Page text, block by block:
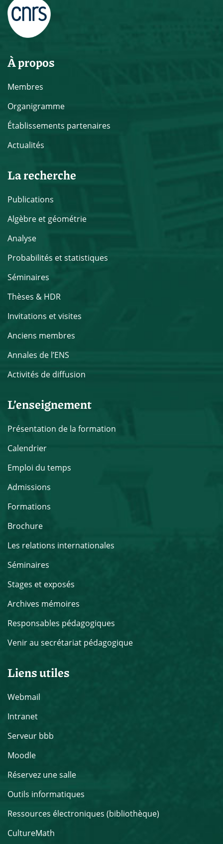
À propos
Membres
Organigramme
Établissements partenaires
Actualités
La recherche
Publications
Algèbre et géométrie
Analyse
Probabilités et statistiques
Séminaires
Thèses & HDR
Invitations et visites
Anciens membres
Annales de l’ENS
Activités de diffusion
L’enseignement
Présentation de la formation
Calendrier
Emploi du temps
Admissions
Formations
Brochure
Les relations internationales
Séminaires
Stages et exposés
Archives mémoires
Responsables pédagogiques
Venir au secrétariat pédagogique
Liens utiles
Webmail
Intranet
Serveur bbb
Moodle
Réservez une salle
Outils informatiques
Ressources électroniques (bibliothèque)
CultureMath